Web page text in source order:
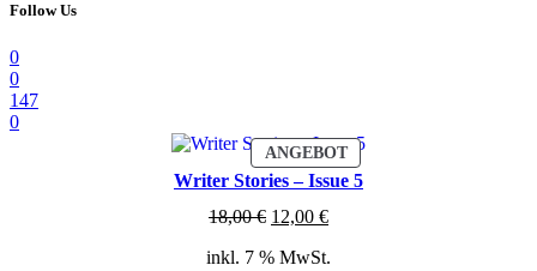
Follow Us
0
0
147
0
ANGEBOTPRODUKT
IM
ANGEBOT
Writer Stories – Issue 5
18,00€ Ursprünglicher
war:
12,00 €Aktueller
ist:
inkl. 7 % MwSt.